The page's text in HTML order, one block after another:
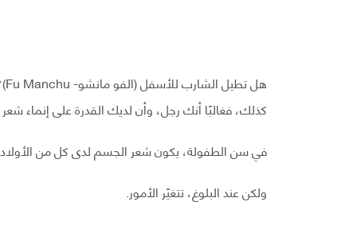
كذلك، فغالبًا أنك رجل، وأن لديك القدرة على إنماء
في سن الطفولة، يكون شعر الجسم لدى كل من الأولاد
ولكن عند البلوغ، تتغيّر الأمور.